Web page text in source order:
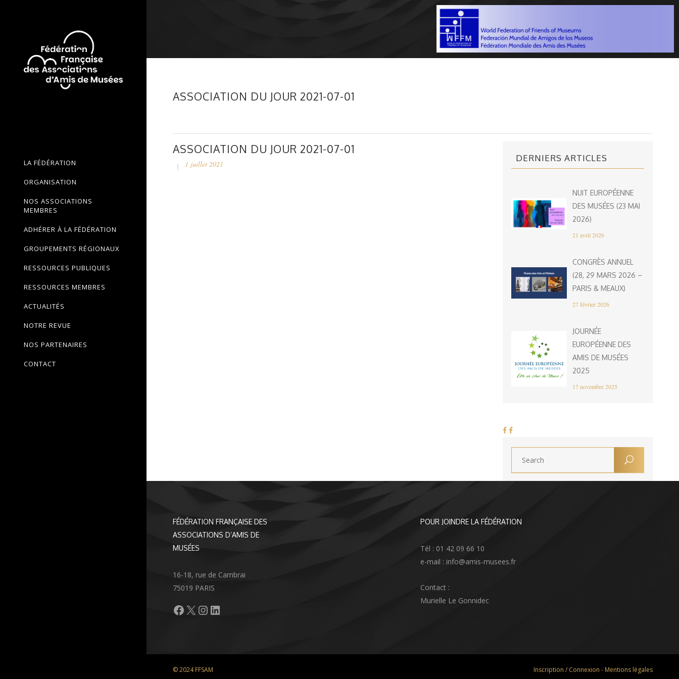
LA FÉDÉRATION
ORGANISATION
NOS ASSOCIATIONS
MEMBRES
ADHÉRER À LA FÉDÉRATION
GROUPEMENTS RÉGIONAUX
RESSOURCES PUBLIQUES
RESSOURCES MEMBRES
ACTUALITÉS
NOTRE REVUE
NOS PARTENAIRES
CONTACT
ASSOCIATION DU JOUR 2021-07-01
ASSOCIATION DU JOUR 2021-07-01
1 juillet 2021
DERNIERS ARTICLES
NUIT EUROPÉENNE
DES MUSÉES (23 MAI
2026)
21 avril 2026
CONGRÈS ANNUEL
(28, 29 MARS 2026 –
PARIS & MEAUX)
27 février 2026
JOURNÉE
EUROPÉENNE DES
AMIS DE MUSÉES
2025
17 novembre 2025
FÉDÉRATION FRANÇAISE DES
ASSOCIATIONS D’AMIS DE
MUSÉES
16-18, rue de Cambrai
75019 PARIS
Facebook
X Instagram
LinkedIn
POUR JOINDRE LA FÉDÉRATION
Tél : 01 42 09 66 10
e-mail : info@amis-musees.fr
Contact :
Murielle Le Gonnidec
© 2024 FFSAM Inscription / Connexion - Mentions légales